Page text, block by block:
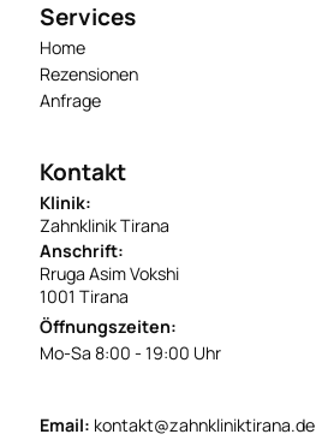
Services
Home
Rezensionen
Anfrage
Kontakt
Klinik:
Zahnklinik Tirana
Anschrift:
Rruga Asim Vokshi
1001 Tirana
Öffnungszeiten:
Mo-Sa 8:00 - 19:00 Uhr
Email: kontakt@zahnkliniktirana.de